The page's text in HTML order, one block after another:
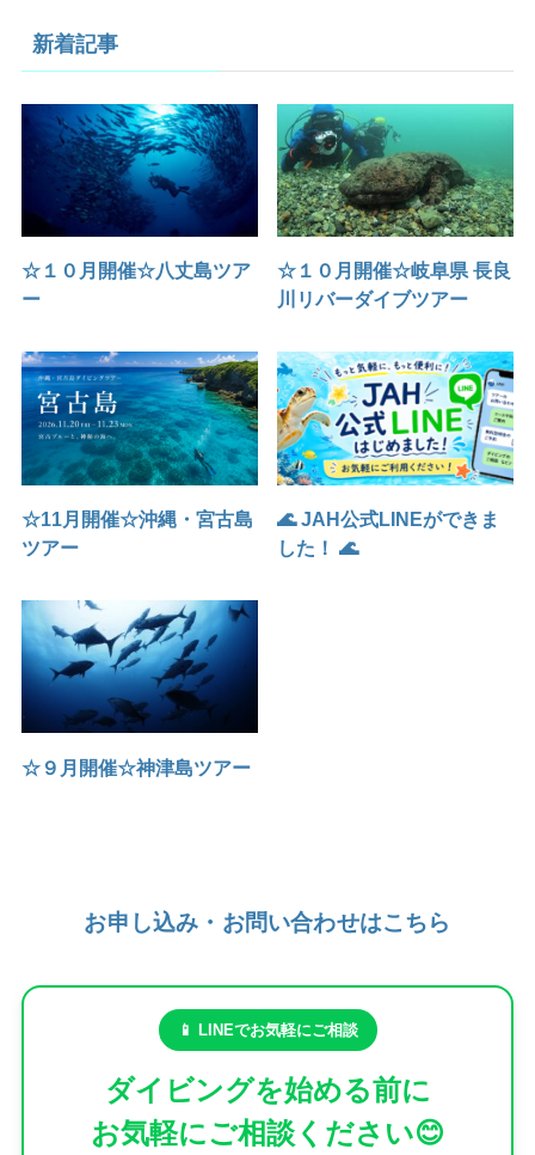
新着記事
☆１０月開催☆八丈島ツア
ー
☆１０月開催☆岐阜県 長良
川リバーダイブツアー
☆11月開催☆沖縄・宮古島
ツアー
🌊 JAH公式LINEができま
した！ 🌊
☆９月開催☆神津島ツアー
お申し込み・お問い合わせはこちら
📱 LINEでお気軽にご相談
ダイビングを始める前に
お気軽にご相談ください😊